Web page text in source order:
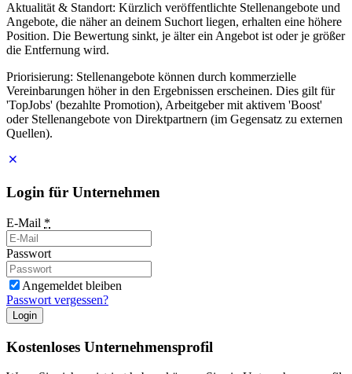
Aktualität & Standort: Kürzlich veröffentlichte Stellenangebote und
Angebote, die näher an deinem Suchort liegen, erhalten eine höhere
Position. Die Bewertung sinkt, je älter ein Angebot ist oder je größer
die Entfernung wird.
Priorisierung: Stellenangebote können durch kommerzielle
Vereinbarungen höher in den Ergebnissen erscheinen. Dies gilt für
'TopJobs' (bezahlte Promotion), Arbeitgeber mit aktivem 'Boost'
oder Stellenangebote von Direktpartnern (im Gegensatz zu externen
Quellen).
Login für Unternehmen
E-Mail *
Passwort
Angemeldet bleiben
Passwort vergessen?
Login
Kostenloses Unternehmensprofil